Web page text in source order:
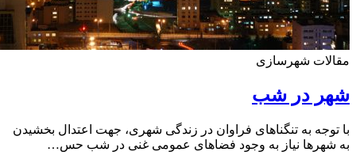
شهرسازی
در شب
به تنگناهای فراوان در زندگی شهری، جهت اعتدال بخشیدن
نیاز به وجود فضاهای عمومی غنی در شب حس…